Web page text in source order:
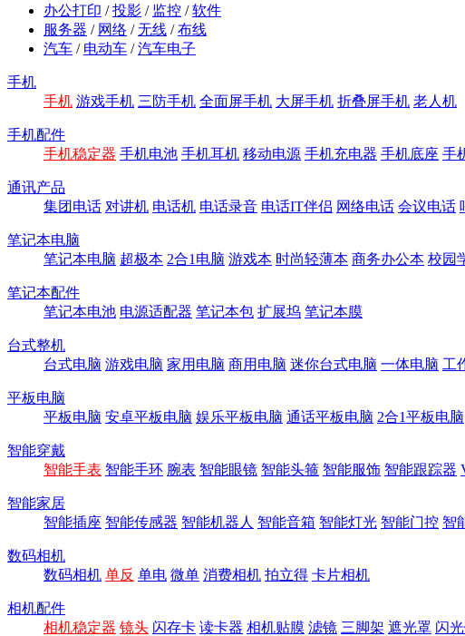
办公打印 /投影 / 监控 /软件
服务器 / 网络 /无线 /布线
汽车 / 电动车 /汽车电子
手机
手机 游戏手机 三防手机 全面屏手机 大屏手机 折叠屏手机 老人机
手机配件
手机稳定器 手机电池 手机耳机 移动电源 手机充电器 手机底座 手
通讯产品
集团电话 对讲机 电话机 电话录音 电话IT伴侣 网络电话 会议电话
笔记本电脑
笔记本电脑 超极本 2合1电脑 游戏本 时尚轻薄本 商务办公本 校园
笔记本配件
笔记本电池 电源适配器 笔记本包 扩展坞 笔记本膜
台式整机
台式电脑 游戏电脑 家用电脑 商用电脑 迷你台式电脑 一体电脑 工
平板电脑
平板电脑 安卓平板电脑 娱乐平板电脑 通话平板电脑 2合1平板电脑
智能穿戴
智能手表 智能手环 腕表 智能眼镜 智能头箍 智能服饰 智能跟踪器
智能家居
智能插座 智能传感器 智能机器人 智能音箱 智能灯光 智能门控 智
数码相机
数码相机 单反 单电 微单 消费相机 拍立得 卡片相机
相机配件
相机稳定器 镜头 闪存卡 读卡器 相机贴膜 滤镜 三脚架 遮光罩 闪